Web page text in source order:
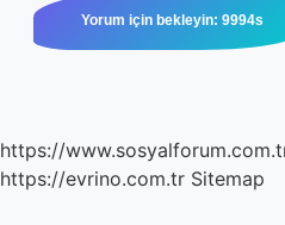
https://
https://evrino.com.tr Sitemap